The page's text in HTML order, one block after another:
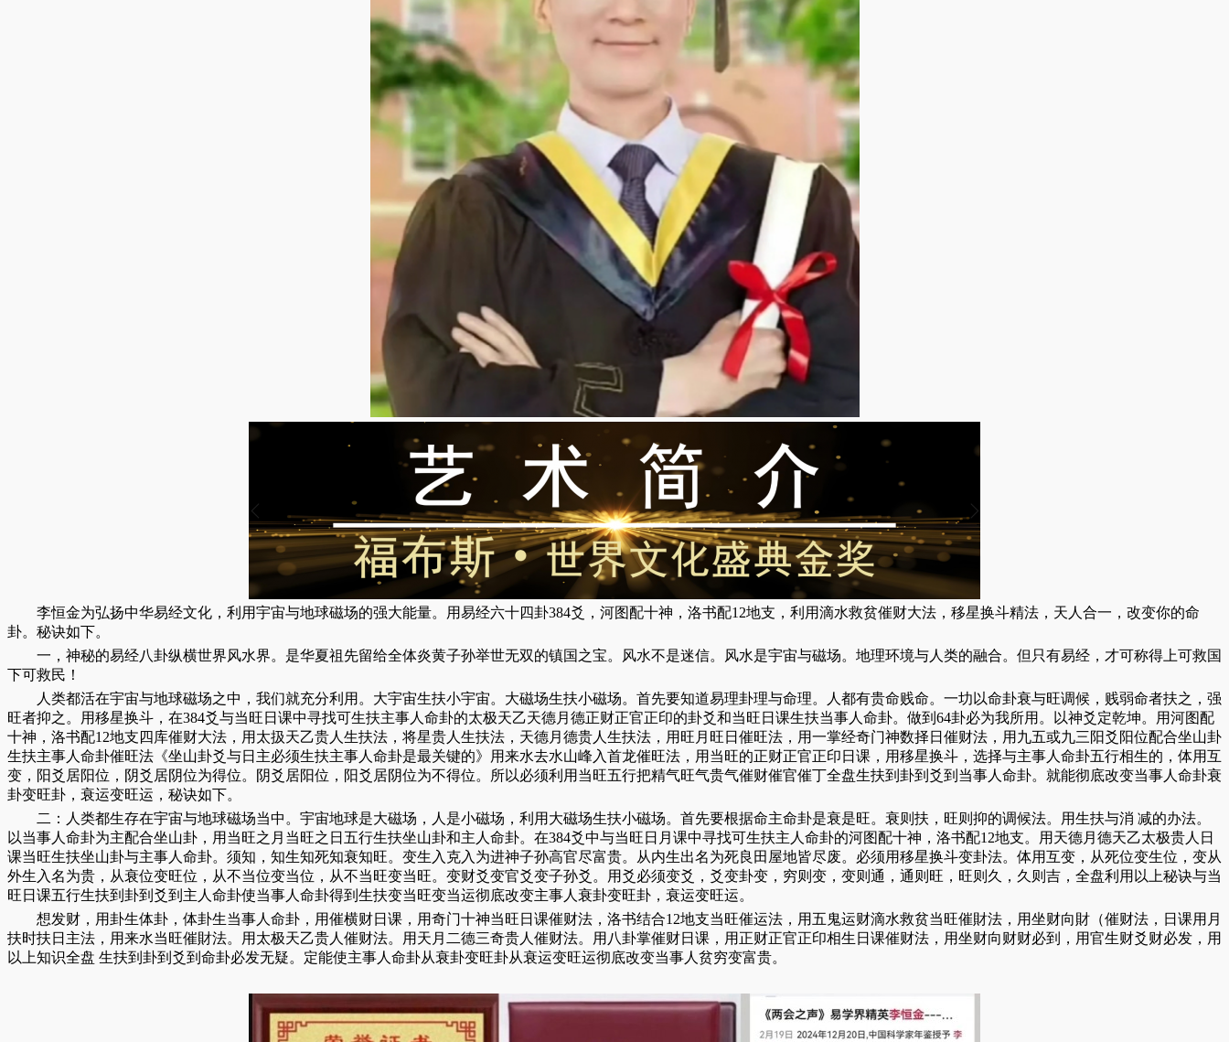
李恒金为弘扬中华易经文化，利用宇宙与地球磁场的强大能量。用易经六十四卦384爻，河图配十神，洛书配12地支，利用滴水救贫催财大法，移星换斗精法，天人合一，改变你的命
卦。秘诀如下。
一，神秘的易经八卦纵横世界风水界。是华夏祖先留给全体炎黄子孙举世无双的镇国之宝。风水不是迷信。风水是宇宙与磁场。地理环境与人类的融合。但只有易经，才可称得上可救国
下可救民！
人类都活在宇宙与地球磁场之中，我们就充分利用。大宇宙生扶小宇宙。大磁场生扶小磁场。首先要知道易理卦理与命理。人都有贵命贱命。一㘦以命卦衰与旺调候，贱弱命者扶之，强
旺者抑之。用移星换斗，在384爻与当旺日课中寻找可生扶主事人命卦的太极天乙天德月德正财正官正印的卦爻和当旺日课生扶当事人命卦。做到64卦必为我所用。以神爻定乾坤。用河图配
十神，洛书配12地支四库催财大法，用太扱天乙贵人生扶法，将星贵人生扶法，天德月德贵人生扶法，用旺月旺日催旺法，用一掌经奇门神数择日催财法，用九五或九三阳爻阳位配合坐山卦
生扶主事人命卦催旺法《坐山卦爻与日主必须生扶主事人命卦是最关键的》用来水去水山峰入首龙催旺法，用当旺的正财正官正印日课，用移星换斗，选择与主事人命卦五行相生的，体用互
变，阳爻居阳位，阴爻居阴位为得位。阴爻居阳位，阳爻居阴位为不得位。所以必须利用当旺五行把精气旺气贵气催财催官催丁全盘生扶到卦到爻到当事人命卦。就能彻底改变当事人命卦衰
卦变旺卦，衰运变旺运，秘诀如下。
二：人类都生存在宇宙与地球磁场当中。宇宙地球是大磁场，人是小磁场，利用大磁场生扶小磁场。首先要根据命主命卦是衰是旺。衰则扶，旺则抑的调候法。用生扶与消 减的办法。
以当事人命卦为主配合坐山卦，用当旺之月当旺之日五行生扶坐山卦和主人命卦。在384爻中与当旺日月课中寻找可生扶主人命卦的河图配十神，洛书配12地支。用天德月德天乙太极贵人日
课当旺生扶坐山卦与主事人命卦。须知，知生知死知衰知旺。变生入克入为进神子孙高官尽富贵。从内生出名为死良田屋地皆尽废。必须用移星换斗变卦法。体用互变，从死位变生位，变从
外生入名为贵，从衰位变旺位，从不当位变当位，从不当旺变当旺。变财爻变官爻变子孙爻。用爻必须变爻，爻变卦变，穷则变，变则通，通则旺，旺则久，久则吉，全盘利用以上秘诀与当
旺日课五行生扶到卦到爻到主人命卦使当事人命卦得到生扶变当旺变当运彻底改变主事人衰卦变旺卦，衰运变旺运。
想发财，用卦生体卦，体卦生当事人命卦，用催横财日课，用奇门十神当旺日课催财法，洛书结合12地支当旺催运法，用五鬼运财滴水救贫当旺催財法，用坐财向財（催财法，日课用月
扶时扶日主法，用来水当旺催財法。用太极天乙贵人催财法。用天月二德三奇贵人催财法。用八卦掌催财日课，用正财正官正印相生日课催财法，用坐财向财财必到，用官生财爻财必发，用
以上知识全盘 生扶到卦到爻到命卦必发无疑。定能使主事人命卦从衰卦变旺卦从衰运变旺运彻底改变当事人贫穷变富贵。